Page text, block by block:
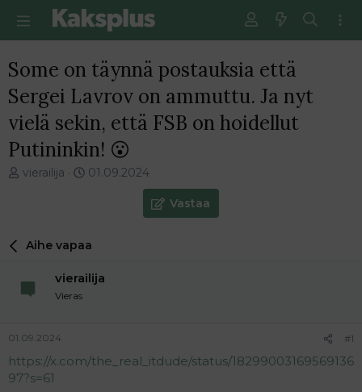
Some on täynnä postauksia että
Sergei Lavrov on ammuttu. Ja nyt
vielä sekin, että FSB on hoidellut
Putininkin! 😮
V
e
t
n
a
l
o
vierailija
E
m
i
e
01.09.2024
Vastaa
Aihe vapaa
vierailija
Vieras
01.09.2024 #1
https://x.com/the_real_itdude/status/18299003169569136
97?s=61